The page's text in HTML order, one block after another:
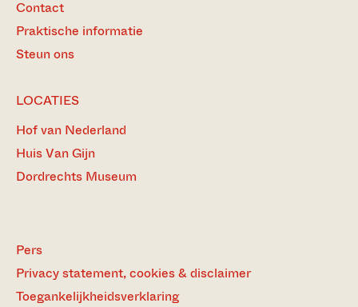
Contact
Praktische informatie
Steun ons
LOCATIES
Hof van Nederland
Huis Van Gijn
Dordrechts Museum
Pers
Privacy statement, cookies & disclaimer
Toegankelijkheidsverklaring